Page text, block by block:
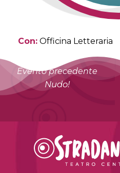
Con: Officina Letteraria
Evento precedente
Nudo!